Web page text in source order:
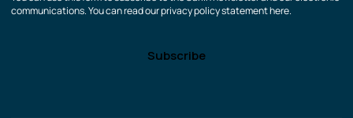
communications. You can read our privacy policy statement here.